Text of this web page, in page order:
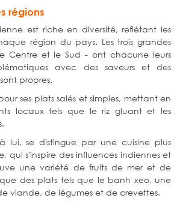
régions
est riche en diversité, reflétant les
région du pays. Les trois grandes
Centre et le Sud - ont chacune leurs
avec des saveurs et des
propres.
ses plats salés et simples, mettant en
locaux tels que le riz gluant et les
lui, se distingue par une cuisine plus
qui s'inspire des influences indiennes et
une variété de fruits de mer et de
que des plats tels que le banh xeo, une
viande, de légumes et de crevettes.